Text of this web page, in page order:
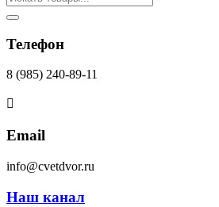
Телефон
8 (985) 240-89-11
Email
info@cvetdvor.ru
Наш канал